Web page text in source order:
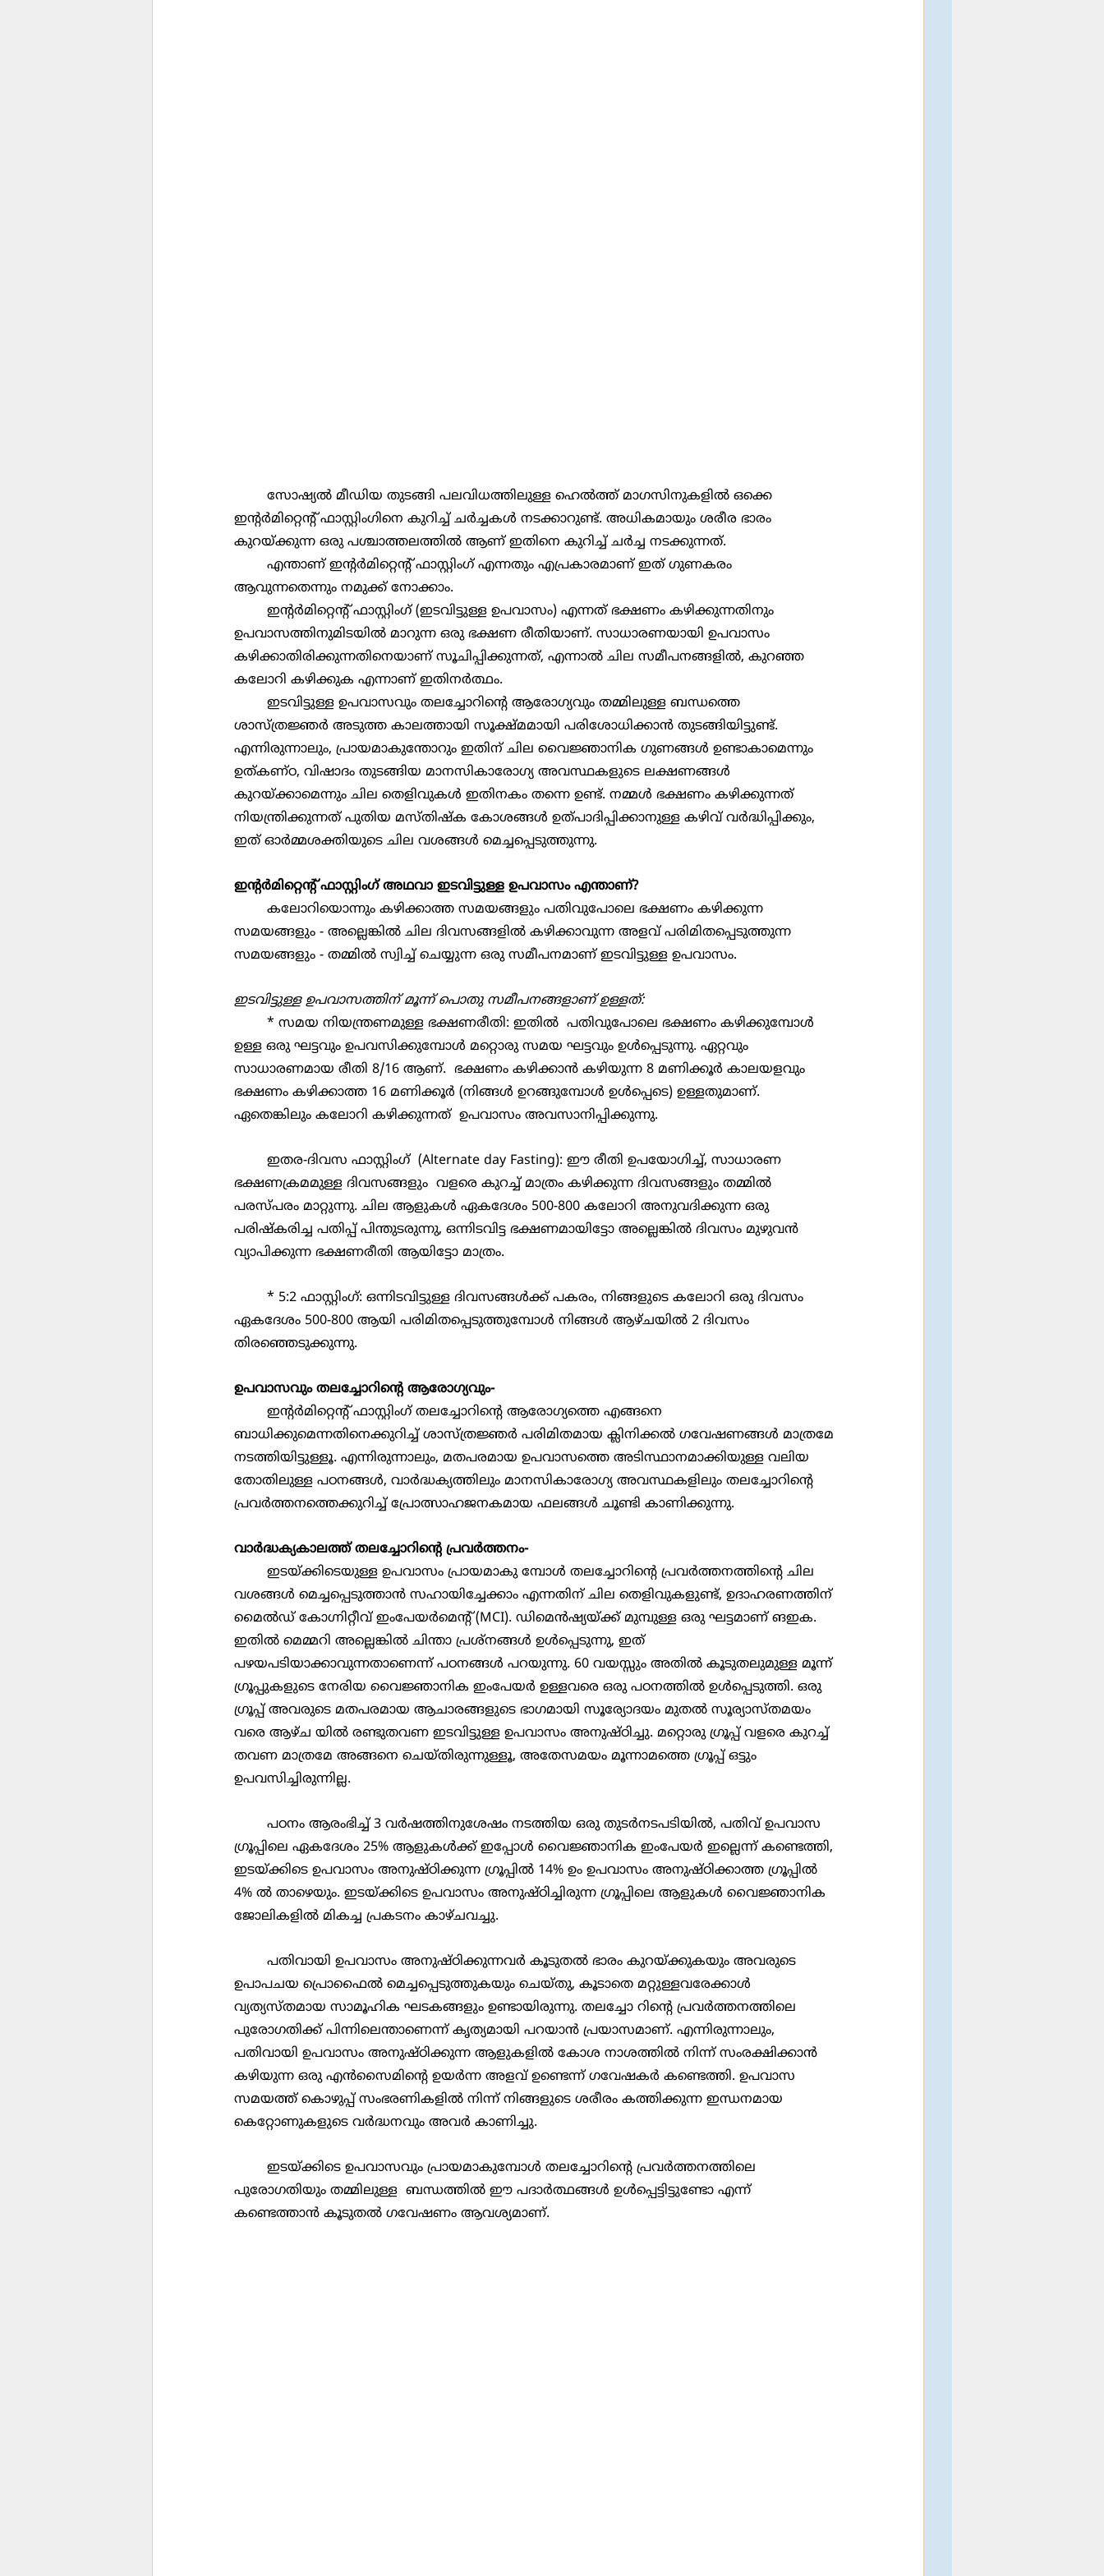
ഇന്‍റര്‍മിറ്റെന്‍റ് ഫാസ്റ്റിംഗിനെ കുറിച്ച് ചർച്ചകൾ നടക്കാറുണ്ട്. അധികമായും ശരീര ഭാരം
കുറയ്ക്കുന്ന ഒരു പശ്ചാത്തലത്തില്‍ ആണ് ഇതിനെ കുറിച്ച് ചർച്ച നടക്കുന്നത്.
ആവുന്നതെന്നും നമുക്ക് നോക്കാം.
ഉപവാസത്തിനുമിടയില്‍ മാറുന്ന ഒരു ഭക്ഷണ രീതിയാണ്. സാധാരണയായി ഉപവാസം
കഴിക്കാതിരിക്കുന്നതിനെയാണ് സൂചിപ്പിക്കുന്നത്, എന്നാല്‍ ചില സമീപനങ്ങളില്‍, കുറഞ്ഞ
കലോറി കഴിക്കുക എന്നാണ് ഇതിനര്‍ത്ഥം.
ശാസ്ത്രജ്ഞര്‍ അടുത്ത കാലത്തായി സൂക്ഷ്മമായി പരിശോധിക്കാന്‍ തുടങ്ങിയിട്ടുണ്ട്.
എന്നിരുന്നാലും, പ്രായമാകുന്തോറും ഇതിന് ചില വൈജ്ഞാനിക ഗുണങ്ങള്‍ ഉണ്ടാകാമെന്നും
ഉത്കണ്ഠ, വിഷാദം തുടങ്ങിയ മാനസികാരോഗ്യ അവസ്ഥകളുടെ ലക്ഷണങ്ങള്‍
കുറയ്ക്കാമെന്നും ചില തെളിവുകള്‍ ഇതിനകം തന്നെ ഉണ്ട്. നമ്മള്‍ ഭക്ഷണം കഴിക്കുന്നത്
നിയന്ത്രിക്കുന്നത് പുതിയ മസ്തിഷ്ക കോശങ്ങള്‍ ഉത്പാദിപ്പിക്കാനുള്ള കഴിവ് വര്‍ദ്ധിപ്പിക്കും,
ഇത് ഓര്‍മ്മശക്തിയുടെ ചില വശങ്ങള്‍ മെച്ചപ്പെടുത്തുന്നു.
ഇന്‍റര്‍മിറ്റെന്‍റ് ഫാസ്റ്റിംഗ് അഥവാ ഇടവിട്ടുള്ള ഉപവാസം എന്താണ്?
സമയങ്ങളും - അല്ലെങ്കില്‍ ചില ദിവസങ്ങളില്‍ കഴിക്കാവുന്ന അളവ് പരിമിതപ്പെടുത്തുന്ന
സമയങ്ങളും - തമ്മില്‍ സ്വിച്ച് ചെയ്യുന്ന ഒരു സമീപനമാണ് ഇടവിട്ടുള്ള ഉപവാസം.
ഇടവിട്ടുള്ള ഉപവാസത്തിന് മൂന്ന് പൊതു സമീപനങ്ങളാണ് ഉള്ളത്:
ഉള്ള ഒരു ഘട്ടവും ഉപവസിക്കുമ്പോള്‍ മറ്റൊരു സമയ ഘട്ടവും ഉള്‍പ്പെടുന്നു. ഏറ്റവും
സാധാരണമായ രീതി 8/16 ആണ്.  ഭക്ഷണം കഴിക്കാന്‍ കഴിയുന്ന 8 മണിക്കൂര്‍ കാലയളവും
ഭക്ഷണം കഴിക്കാത്ത 16 മണിക്കൂര്‍ (നിങ്ങള്‍ ഉറങ്ങുമ്പോള്‍ ഉള്‍പ്പെടെ) ഉള്ളതുമാണ്.
ഏതെങ്കിലും കലോറി കഴിക്കുന്നത്  ഉപവാസം അവസാനിപ്പിക്കുന്നു.
ഭക്ഷണക്രമമുള്ള ദിവസങ്ങളും  വളരെ കുറച്ച് മാത്രം കഴിക്കുന്ന ദിവസങ്ങളും തമ്മില്‍
പരസ്പരം മാറ്റുന്നു. ചില ആളുകള്‍ ഏകദേശം 500-800 കലോറി അനുവദിക്കുന്ന ഒരു
പരിഷ്കരിച്ച പതിപ്പ് പിന്തുടരുന്നു, ഒന്നിടവിട്ട ഭക്ഷണമായിട്ടോ അല്ലെങ്കില്‍ ദിവസം മുഴുവന്‍
വ്യാപിക്കുന്ന ഭക്ഷണരീതി ആയിട്ടോ മാത്രം.
ഏകദേശം 500-800 ആയി പരിമിതപ്പെടുത്തുമ്പോള്‍ നിങ്ങള്‍ ആഴ്ചയില്‍ 2 ദിവസം
തിരഞ്ഞെടുക്കുന്നു.
ഉപവാസവും തലച്ചോറിന്‍റെ ആരോഗ്യവും-
ബാധിക്കുമെന്നതിനെക്കുറിച്ച് ശാസ്ത്രജ്ഞര്‍ പരിമിതമായ ക്ലിനിക്കല്‍ ഗവേഷണങ്ങള്‍ മാത്രമേ
നടത്തിയിട്ടുള്ളൂ. എന്നിരുന്നാലും, മതപരമായ ഉപവാസത്തെ അടിസ്ഥാനമാക്കിയുള്ള വലിയ
തോതിലുള്ള പഠനങ്ങള്‍, വാര്‍ദ്ധക്യത്തിലും മാനസികാരോഗ്യ അവസ്ഥകളിലും തലച്ചോറിന്‍റെ
പ്രവര്‍ത്തനത്തെക്കുറിച്ച് പ്രോത്സാഹജനകമായ ഫലങ്ങള്‍ ചൂണ്ടി കാണിക്കുന്നു.
വാര്‍ദ്ധക്യകാലത്ത് തലച്ചോറിന്‍റെ പ്രവര്‍ത്തനം-
വശങ്ങള്‍ മെച്ചപ്പെടുത്താന്‍ സഹായിച്ചേക്കാം എന്നതിന് ചില തെളിവുകളുണ്ട്, ഉദാഹരണത്തിന്
മൈല്‍ഡ് കോഗ്നിറ്റീവ് ഇംപേയര്‍മെന്‍റ് (MCI). ഡിമെന്‍ഷ്യയ്ക്ക് മുമ്പുള്ള ഒരു ഘട്ടമാണ് ങഇക.
ഇതില്‍ മെമ്മറി അല്ലെങ്കില്‍ ചിന്താ പ്രശ്നങ്ങള്‍ ഉള്‍പ്പെടുന്നു, ഇത്
പഴയപടിയാക്കാവുന്നതാണെന്ന് പഠനങ്ങള്‍ പറയുന്നു. 60 വയസ്സും അതില്‍ കൂടുതലുമുള്ള മൂന്ന്
ഗ്രൂപ്പുകളുടെ നേരിയ വൈജ്ഞാനിക ഇംപേയര്‍ ഉള്ളവരെ ഒരു പഠനത്തില്‍ ഉള്‍പ്പെടുത്തി. ഒരു
ഗ്രൂപ്പ് അവരുടെ മതപരമായ ആചാരങ്ങളുടെ ഭാഗമായി സൂര്യോദയം മുതല്‍ സൂര്യാസ്തമയം
വരെ ആഴ്ച യില്‍ രണ്ടുതവണ ഇടവിട്ടുള്ള ഉപവാസം അനുഷ്ഠിച്ചു. മറ്റൊരു ഗ്രൂപ്പ് വളരെ കുറച്ച്
തവണ മാത്രമേ അങ്ങനെ ചെയ്തിരുന്നുള്ളൂ, അതേസമയം മൂന്നാമത്തെ ഗ്രൂപ്പ് ഒട്ടും
ഉപവസിച്ചിരുന്നില്ല.
ഗ്രൂപ്പിലെ ഏകദേശം 25% ആളുകള്‍ക്ക് ഇപ്പോള്‍ വൈജ്ഞാനിക ഇംപേയര്‍ ഇല്ലെന്ന് കണ്ടെത്തി,
ഇടയ്ക്കിടെ ഉപവാസം അനുഷ്ഠിക്കുന്ന ഗ്രൂപ്പില്‍ 14% ഉം ഉപവാസം അനുഷ്ഠിക്കാത്ത ഗ്രൂപ്പില്‍
4% ല്‍ താഴെയും. ഇടയ്ക്കിടെ ഉപവാസം അനുഷ്ഠിച്ചിരുന്ന ഗ്രൂപ്പിലെ ആളുകള്‍ വൈജ്ഞാനിക
ജോലികളില്‍ മികച്ച പ്രകടനം കാഴ്ചവച്ചു.
ഉപാപചയ പ്രൊഫൈല്‍ മെച്ചപ്പെടുത്തുകയും ചെയ്തു, കൂടാതെ മറ്റുള്ളവരേക്കാള്‍
വ്യത്യസ്തമായ സാമൂഹിക ഘടകങ്ങളും ഉണ്ടായിരുന്നു. തലച്ചോ റിന്‍റെ പ്രവര്‍ത്തനത്തിലെ
പുരോഗതിക്ക് പിന്നിലെന്താണെന്ന് കൃത്യമായി പറയാന്‍ പ്രയാസമാണ്. എന്നിരുന്നാലും,
പതിവായി ഉപവാസം അനുഷ്ഠിക്കുന്ന ആളുകളില്‍ കോശ നാശത്തില്‍ നിന്ന് സംരക്ഷിക്കാന്‍
കഴിയുന്ന ഒരു എന്‍സൈമിന്‍റെ ഉയര്‍ന്ന അളവ് ഉണ്ടെന്ന് ഗവേഷകര്‍ കണ്ടെത്തി. ഉപവാസ
സമയത്ത് കൊഴുപ്പ് സംഭരണികളില്‍ നിന്ന് നിങ്ങളുടെ ശരീരം കത്തിക്കുന്ന ഇന്ധനമായ
കെറ്റോണുകളുടെ വര്‍ദ്ധനവും അവര്‍ കാണിച്ചു.
പുരോഗതിയും തമ്മിലുള്ള  ബന്ധത്തില്‍ ഈ പദാര്‍ത്ഥങ്ങള്‍ ഉള്‍പ്പെട്ടിട്ടുണ്ടോ എന്ന്
കണ്ടെത്താന്‍ കൂടുതല്‍ ഗവേഷണം ആവശ്യമാണ്.